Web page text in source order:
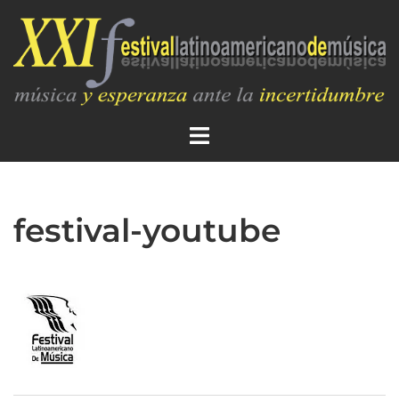
festival-youtube